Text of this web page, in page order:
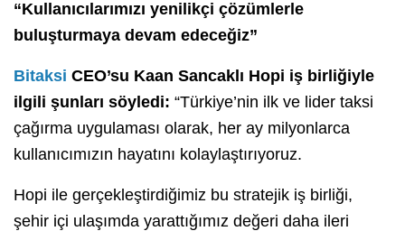
“Kullanıcılarımızı yenilikçi çözümlerle
buluşturmaya devam edeceğiz”
Bitaksi CEO’su Kaan Sancaklı Hopi iş birliğiyle
ilgili şunları söyledi: “Türkiye’nin ilk ve lider taksi
çağırma uygulaması olarak, her ay milyonlarca
kullanıcımızın hayatını kolaylaştırıyoruz.
Hopi ile gerçekleştirdiğimiz bu stratejik iş birliği,
şehir içi ulaşımda yarattığımız değeri daha ileri